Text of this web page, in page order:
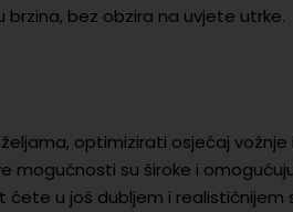
bez obzira na uvjete utrke.
optimizirati osjećaj
mogućnosti su široke i
u još dubljem i realističnijem